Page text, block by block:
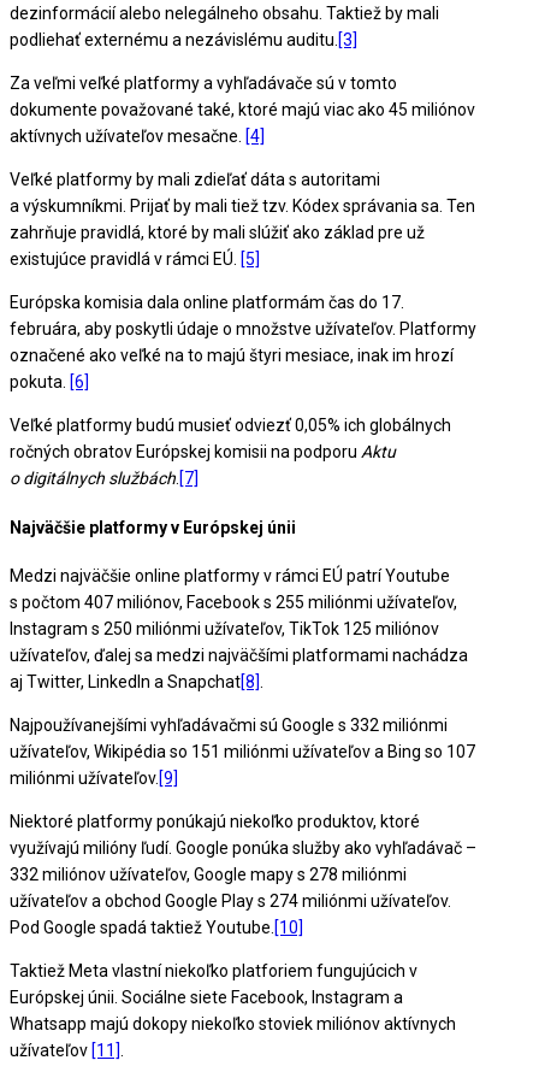
dezinformácií alebo nelegálneho obsahu. Taktiež by mali
podliehať externému a nezávislému auditu. [3]
Za veľmi veľké platformy a vyhľadávače sú v tomto
dokumente považované také, ktoré majú viac ako 45 miliónov
aktívnych užívateľov mesačne. [4]
Veľké platformy by mali zdieľať dáta s autoritami
a výskumníkmi. Prijať by mali tiež tzv. Kódex správania sa. Ten
zahrňuje pravidlá, ktoré by mali slúžiť ako základ pre už
existujúce pravidlá v rámci EÚ. [5]
Európska komisia dala online platformám čas do 17.
februára, aby poskytli údaje o množstve užívateľov. Platformy
označené ako veľké na to majú štyri mesiace, inak im hrozí
pokuta. [6]
Veľké platformy budú musieť odviezť 0,05% ich globálnych
ročných obratov Európskej komisii na podporu Aktu
o digitálnych službách [7]
Najväčšie platformy v Európskej únii
Medzi najväčšie online platformy v rámci EÚ patrí Youtube
s počtom 407 miliónov, Facebook s 255 miliónmi užívateľov,
Instagram s 250 miliónmi užívateľov, TikTok 125 miliónov
užívateľov, ďalej sa medzi najväčšími platformami nachádza
aj Twitter, LinkedIn a Snapchat[8]
Najpoužívanejšími vyhľadávačmi sú Google s 332 miliónmi
užívateľov, Wikipédia so 151 miliónmi užívateľov a Bing so 107
miliónmi užívateľov. [9]
Niektoré platformy ponúkajú niekoľko produktov, ktoré
využívajú milióny ľudí. Google ponúka služby ako vyhľadávač –
332 miliónov užívateľov, Google mapy s 278 miliónmi
užívateľov a obchod Google Play s 274 miliónmi užívateľov.
Pod Google spadá taktiež Youtube. [10]
Taktiež Meta vlastní niekoľko platforiem fungujúcich v
Európskej únii. Sociálne siete Facebook, Instagram a
Whatsapp majú dokopy niekoľko stoviek miliónov aktívnych
užívateľov [11]